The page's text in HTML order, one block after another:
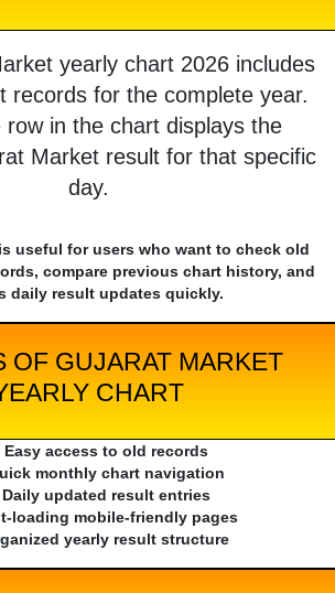
yearly chart 2026 includes
records for the complete year.
row in the chart displays the
Market result for that specific
day.
useful for users who want to check old
compare previous chart history, and
daily result updates quickly.
OF GUJARAT MARKET
CHART
Easy access to old records
monthly chart navigation
Daily updated result entries
loading mobile-friendly pages
yearly result structure